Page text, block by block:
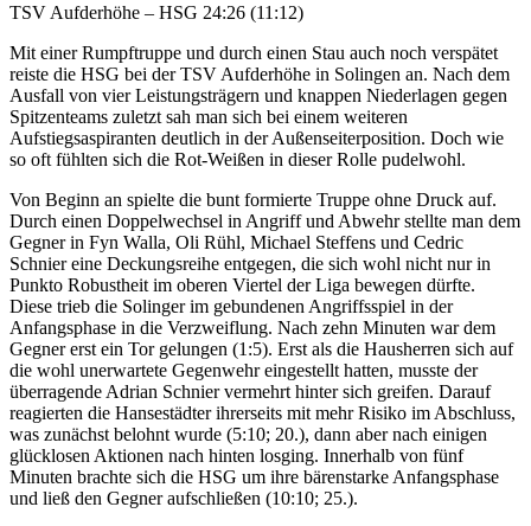
TSV Aufderhöhe – HSG 24:26 (11:12)
Mit einer Rumpftruppe und durch einen Stau auch noch verspätet
reiste die HSG bei der TSV Aufderhöhe in Solingen an. Nach dem
Ausfall von vier Leistungsträgern und knappen Niederlagen gegen
Spitzenteams zuletzt sah man sich bei einem weiteren
Aufstiegsaspiranten deutlich in der Außenseiterposition. Doch wie
so oft fühlten sich die Rot-Weißen in dieser Rolle pudelwohl.
Von Beginn an spielte die bunt formierte Truppe ohne Druck auf.
Durch einen Doppelwechsel in Angriff und Abwehr stellte man dem
Gegner in Fyn Walla, Oli Rühl, Michael Steffens und Cedric
Schnier eine Deckungsreihe entgegen, die sich wohl nicht nur in
Punkto Robustheit im oberen Viertel der Liga bewegen dürfte.
Diese trieb die Solinger im gebundenen Angriffsspiel in der
Anfangsphase in die Verzweiflung. Nach zehn Minuten war dem
Gegner erst ein Tor gelungen (1:5). Erst als die Hausherren sich auf
die wohl unerwartete Gegenwehr eingestellt hatten, musste der
überragende Adrian Schnier vermehrt hinter sich greifen. Darauf
reagierten die Hansestädter ihrerseits mit mehr Risiko im Abschluss,
was zunächst belohnt wurde (5:10; 20.), dann aber nach einigen
glücklosen Aktionen nach hinten losging. Innerhalb von fünf
Minuten brachte sich die HSG um ihre bärenstarke Anfangsphase
und ließ den Gegner aufschließen (10:10; 25.).